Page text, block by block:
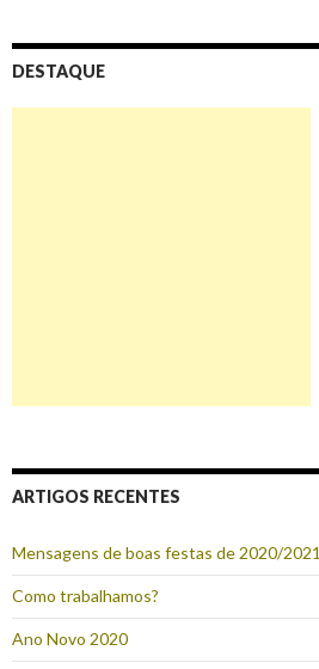
DESTAQUE
ARTIGOS RECENTES
Mensagens de boas festas de 2020/2021
Como trabalhamos?
Ano Novo 2020